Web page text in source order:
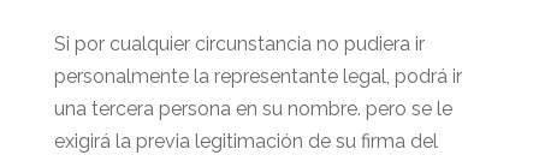
Si por cualquier circunstancia no pudiera ir
personalmente la representante legal, podrá ir
una tercera persona en su nombre. pero se le
exigirá la previa legitimación de su firma del